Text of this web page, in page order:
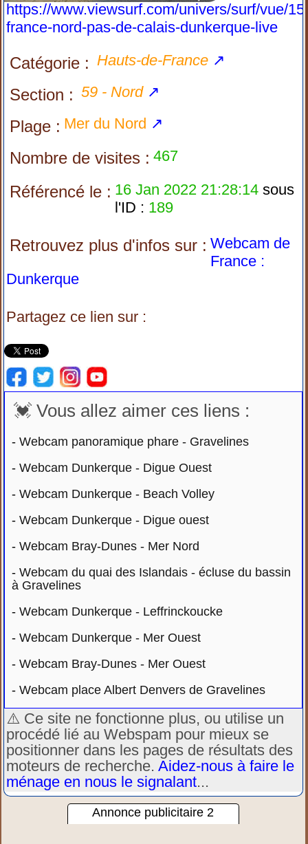
https://www.viewsurf.com/univers/surf/vue/
france-nord-pas-de-calais-dunkerque-live
Catégorie : Hauts-de-France ↗
Section : 59 - Nord↗
Plage : Mer du Nord ↗
Nombre de visites : 467
Référencé le : 16 Jan 2022 21:28:14 sous
l'ID : 189
Retrouvez plus d'infos sur : Webcam de
France :
Dunkerque
Partagez ce lien sur :
💓 Vous allez aimer ces liens :
-Webcam panoramique phare - Gravelines
-Webcam Dunkerque - Digue Ouest
-Webcam Dunkerque - Beach Volley
-Webcam Dunkerque - Digue ouest
-Webcam Bray-Dunes - Mer Nord
-Webcam du quai des Islandais - écluse du bassin
à Gravelines
-Webcam Dunkerque - Leffrinckoucke
-Webcam Dunkerque - Mer Ouest
-Webcam Bray-Dunes - Mer Ouest
-Webcam place Albert Denvers de Gravelines
⚠️ Ce site ne fonctionne plus, ou utilise un
procédé lié au Webspam pour mieux se
positionner dans les pages de résultats des
moteurs de recherche.Aidez-nous à faire le
ménage en nous le signalant...
Annonce publicitaire 2